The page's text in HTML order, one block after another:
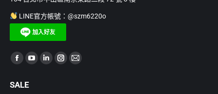
LINE官方帳號：@szm6220o
Find us on:
Facebook
opens
YouTubeLinkedinInstagram
Mail
SALE